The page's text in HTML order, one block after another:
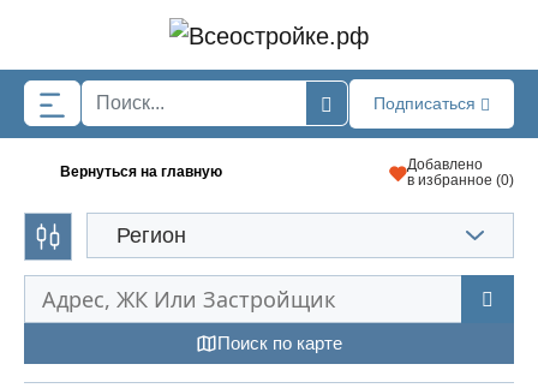
Подписаться
Вернуться на главную
Добавлено
в избранное (0)
Регион
Поиск по карте